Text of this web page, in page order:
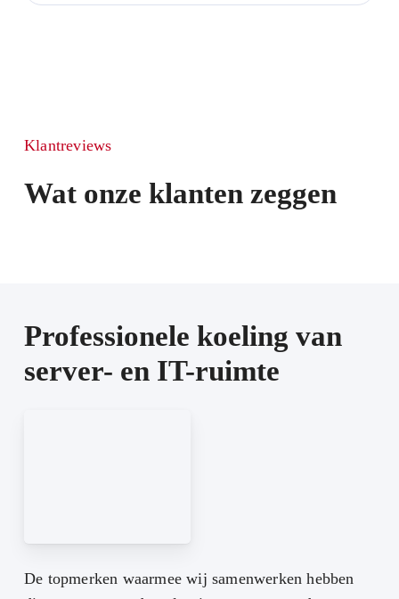
Klantreviews
Wat onze klanten zeggen
Professionele koeling van
server- en IT-ruimte
De topmerken waarmee wij samenwerken hebben